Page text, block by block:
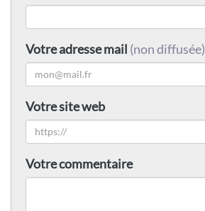
Votre adresse mail (non diffusée)
Votre site web
Votre commentaire